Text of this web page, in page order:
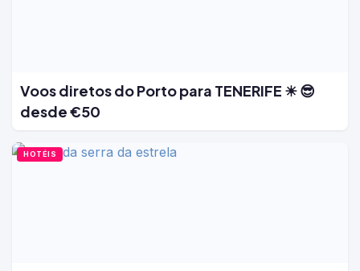
Voos diretos do Porto para TENERIFE ☀ 😎
desde €50
HOTÉIS